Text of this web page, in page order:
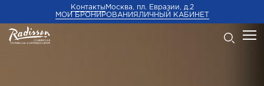
Контакты Москва, пл. Евразии, д.2
МОИ БРОНИРОВАНИЯ ЛИЧНЫЙ КАБИНЕТ